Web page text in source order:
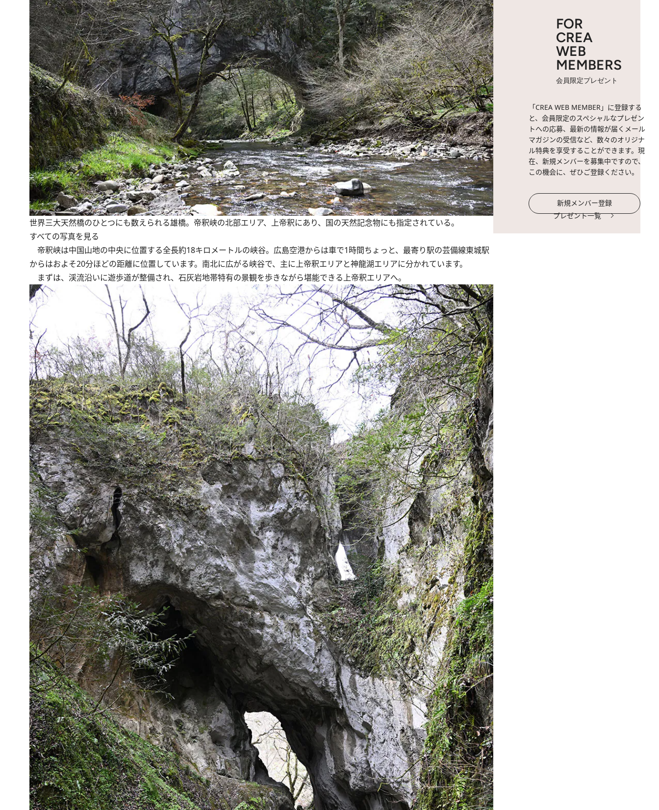
世界三大天然橋のひとつにも数えられる雄橋。帝釈峡の北部エリア、上帝釈にあり、国の天然記念物にも指定されている。
すべての写真を見る
帝釈峡は中国山地の中央に位置する全長約18キロメートルの峡谷。広島空港からは車で1時間ちょっと、最寄り駅の芸備線東城駅
からはおよそ20分ほどの距離に位置しています。南北に広がる峡谷で、主に上帝釈エリアと神龍湖エリアに分かれています。
まずは、渓流沿いに遊歩道が整備され、石灰岩地帯特有の景観を歩きながら堪能できる上帝釈エリアへ。
FOR
CREA
WEB
MEMBERS
会員限定プレゼント
「CREA WEB MEMBER」に登録する
と、会員限定のスペシャルなプレゼン
トへの応募、最新の情報が届くメール
マガジンの受信など、数々のオリジナ
ル特典を享受することができます。現
在、新規メンバーを募集中ですので、
この機会に、ぜひご登録ください。
新規メンバー登録
プレゼント一覧